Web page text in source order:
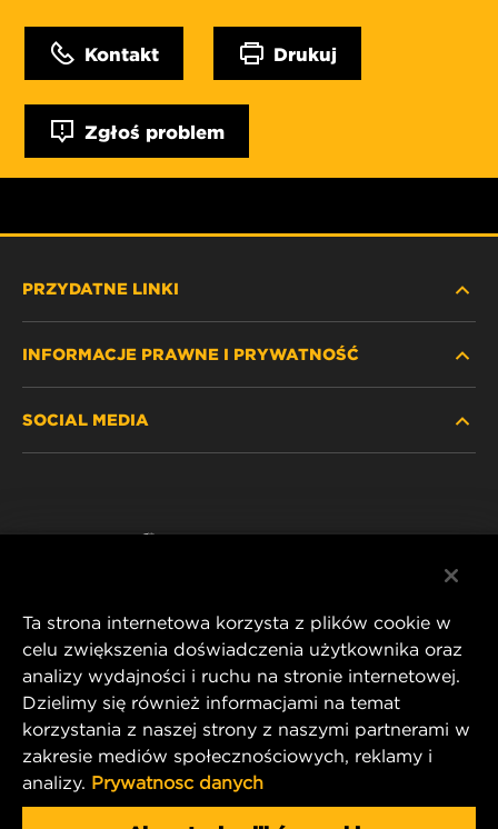
Kontakt Drukuj
Zgłoś problem
PRZYDATNE LINKI
GDZIE KUPIĆ
INFORMACJE PRAWNE I PRYWATNOŚĆ
SOCIAL MEDIA
MANN+HUMMEL FT Poland
ul. Wrocławska 145,
63-800 GOSTYŃ, POLAND
Tel. +48 65 572 89 00
E-mail: info@mann-hummel.com
Ta strona internetowa korzysta z plików cookie w
celu zwiększenia doświadczenia użytkownika oraz
analizy wydajności i ruchu na stronie internetowej.
Dzielimy się również informacjami na temat
korzystania z naszej strony z naszymi partnerami w
zakresie mediów społecznościowych, reklamy i
analizy. Prywatnosc danych